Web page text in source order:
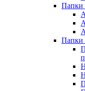
Папки
Папки